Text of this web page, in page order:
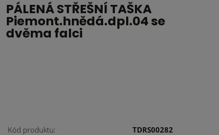
PÁLENÁ STŘEŠNÍ TAŠKA
Piemont.hnědá.dpl.04 se
dvěma falci
Kód produktu TDRS00282